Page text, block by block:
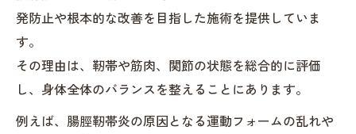
発防止や根本的な改善を目指した施術を提供していま
す。
その理由は、靭帯や筋肉、関節の状態を総合的に評価
し、身体全体のバランスを整えることにあります。
例えば、腸脛靭帯炎の原因となる運動フォームの乱れや